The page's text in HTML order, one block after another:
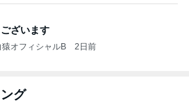
ざいます
オフィシャルB 2日前
グ